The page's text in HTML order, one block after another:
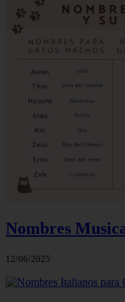
Nombres
12/06/2025